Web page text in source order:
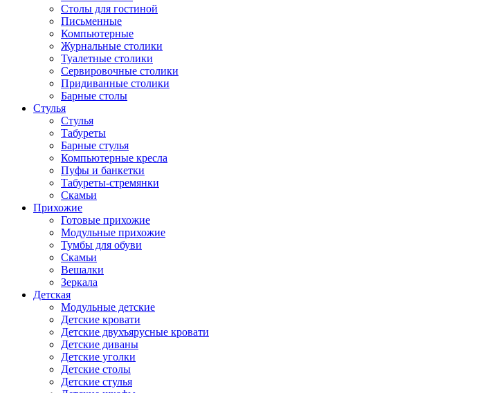
Столы для гостиной
Письменные
Компьютерные
Журнальные столики
Туалетные столики
Сервировочные столики
Придиванные столики
Барные столы
Стулья
Стулья
Табуреты
Барные стулья
Компьютерные кресла
Пуфы и банкетки
Табуреты-стремянки
Скамьи
Прихожие
Готовые прихожие
Модульные прихожие
Тумбы для обуви
Скамьи
Вешалки
Зеркала
Детская
Модульные детские
Детские кровати
Детские двухъярусные кровати
Детские диваны
Детские уголки
Детские столы
Детские стулья